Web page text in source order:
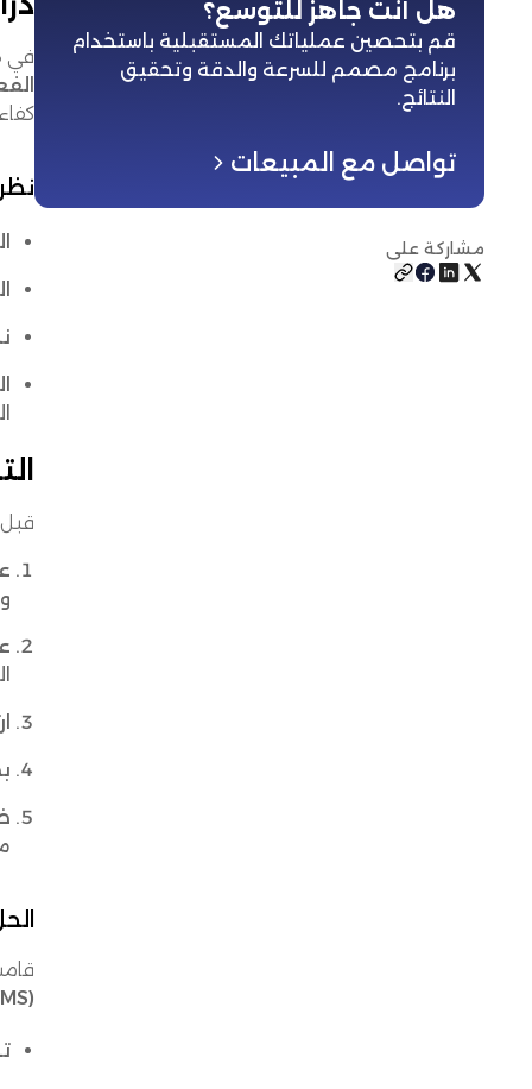
هل أنت جاهز للتوسع؟
قم بتحصين عملياتك المستقبلية باستخدام
برنامج مصمم للسرعة والدقة وتحقيق
النتائج.
تواصل مع المبيعات
مشاركة على
في
قبل
(WMS)، ونظام نقاط البيع (POS)